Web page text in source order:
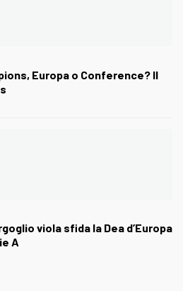
Europa o Conference? Il
viola sfida la Dea d’Europa
A